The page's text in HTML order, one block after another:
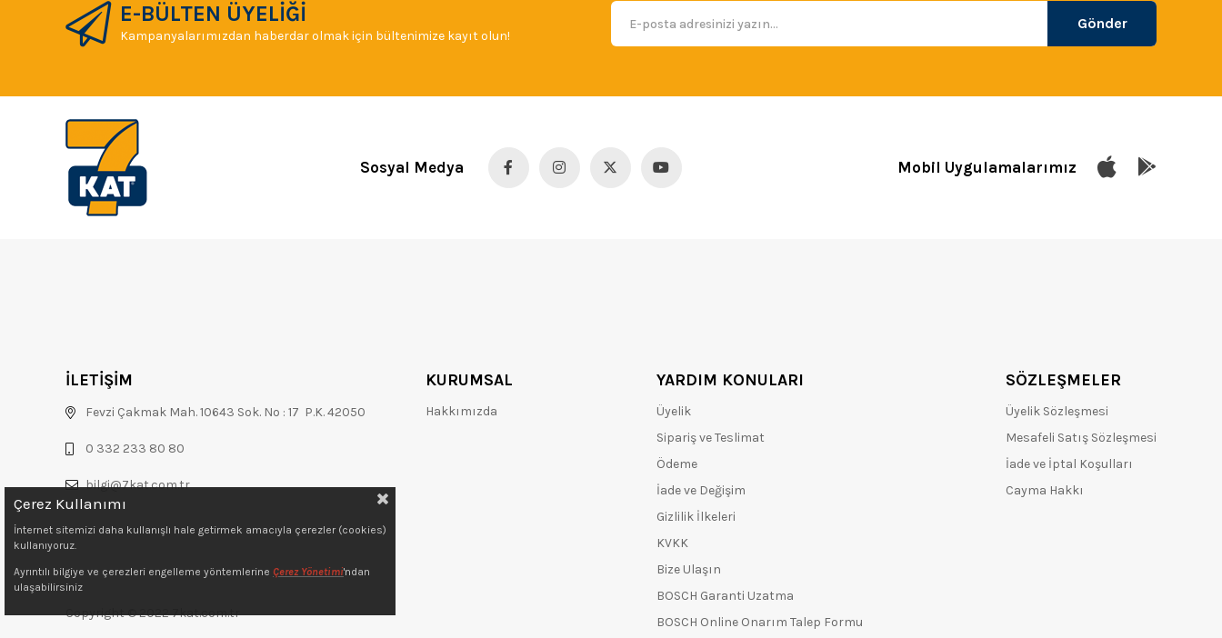
E-BÜLTEN ÜYELİĞİ
Kampanyalarımızdan haberdar olmak için bültenimize kayıt olun!
Gönder
Sosyal Medya Mobil Uygulamalarımız
İLETİŞİM
Fevzi Çakmak Mah. 10643 Sok. No : 17 P.K. 42050
0 332 233 80 80
bilgi@7kat.com.tr
Copyright © 2022 7kat.com.tr
KURUMSAL
Hakkımızda
YARDIM KONULARI
Üyelik
Sipariş ve Teslimat
Ödeme
İade ve Değişim
Gizlilik İlkeleri
KVKK
Bize Ulaşın
BOSCH Garanti Uzatma
BOSCH Online Onarım Talep Formu
SÖZLEŞMELER
Üyelik Sözleşmesi
Mesafeli Satış Sözleşmesi
İade ve İptal Koşulları
Cayma Hakkı
Çerez Kullanımı
İnternet sitemizi daha kullanışlı hale getirmek amacıyla çerezler (cookies)
kullanıyoruz.
Ayrıntılı bilgiye ve çerezleri engelleme yöntemlerine Çerez Yönetimi'ndan
ulaşabilirsiniz